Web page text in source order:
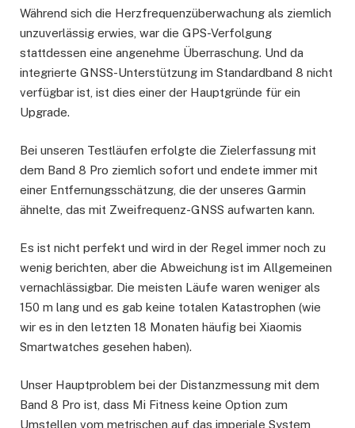
Während sich die Herzfrequenzüberwachung als ziemlich
unzuverlässig erwies, war die GPS-Verfolgung
stattdessen eine angenehme Überraschung. Und da
integrierte GNSS-Unterstützung im Standardband 8 nicht
verfügbar ist, ist dies einer der Hauptgründe für ein
Upgrade.
Bei unseren Testläufen erfolgte die Zielerfassung mit
dem Band 8 Pro ziemlich sofort und endete immer mit
einer Entfernungsschätzung, die der unseres Garmin
ähnelte, das mit Zweifrequenz-GNSS aufwarten kann.
Es ist nicht perfekt und wird in der Regel immer noch zu
wenig berichten, aber die Abweichung ist im Allgemeinen
vernachlässigbar. Die meisten Läufe waren weniger als
150 m lang und es gab keine totalen Katastrophen (wie
wir es in den letzten 18 Monaten häufig bei Xiaomis
Smartwatches gesehen haben).
Unser Hauptproblem bei der Distanzmessung mit dem
Band 8 Pro ist, dass Mi Fitness keine Option zum
Umstellen vom metrischen auf das imperiale System